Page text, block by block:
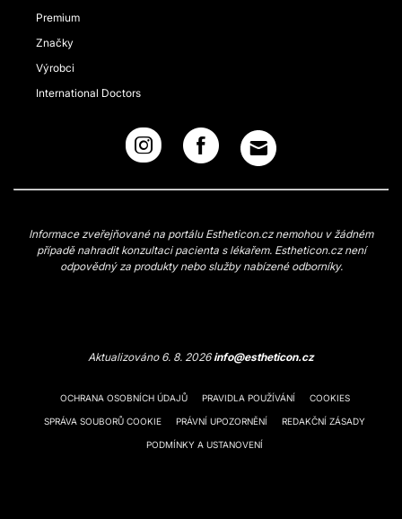
Premium
Značky
Výrobci
International Doctors
Informace zveřejňované na portálu Estheticon.cz nemohou v žádném
případě nahradit konzultaci pacienta s lékařem. Estheticon.cz není
odpovědný za produkty nebo služby nabízené odborníky.
Aktualizováno 6. 8. 2026info@estheticon.cz
OCHRANA OSOBNÍCH ÚDAJŮ PRAVIDLA POUŽÍVÁNÍ COOKIES
SPRÁVA SOUBORŮ COOKIE PRÁVNÍ UPOZORNĚNÍ REDAKČNÍ ZÁSADY
PODMÍNKY A USTANOVENÍ